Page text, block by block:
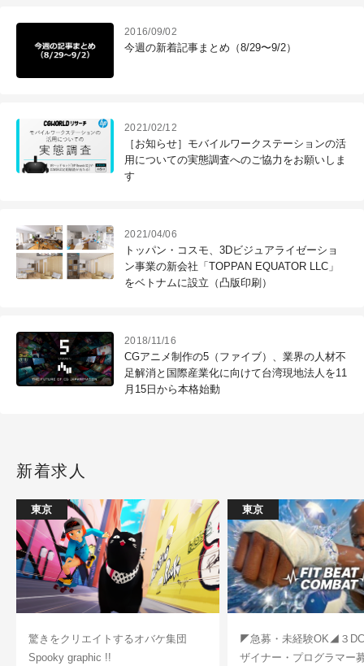
2016/09/02
今週の新着記事まとめ（8/29〜9/2）
2021/02/12
［お知らせ］モバイルワークステーションの活
用についての実態調査へのご協力をお願いしま
す
2021/04/06
トッパン・コスモ、3Dビジュアライゼーショ
ン事業の新会社「TOPPAN EQUATOR LLC」
をベトナムに設立（凸版印刷）
2018/11/16
CGアニメ制作の5（ファイブ）、業界の人材不
足解消と国際産業化に向けて台湾現地法人を11
月15日から本格始動
新着求人
東京
驚きをクリエイトするオバケ集団
Spooky graphic !!
東京
◤急募・未経験OK◢３
ザイナー・プログラマー